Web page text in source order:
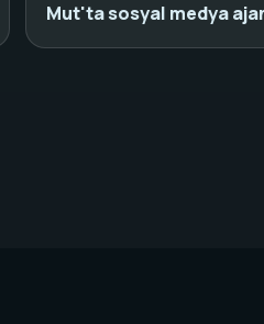
Mut'ta sosyal medya